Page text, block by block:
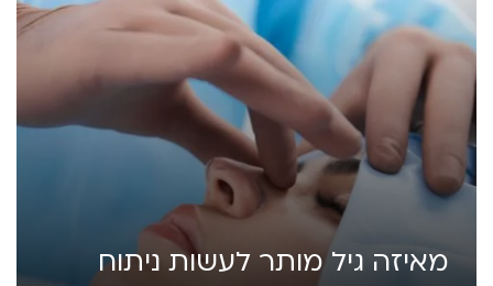
מאיזה גיל מותר לעשות ניתוח